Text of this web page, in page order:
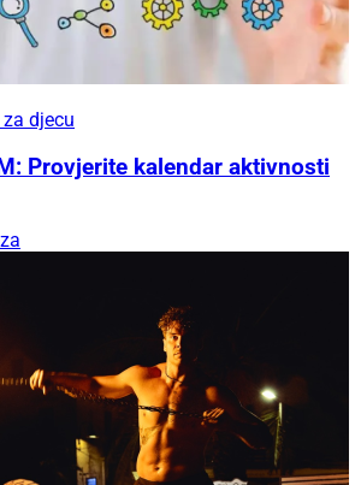
djecu
Provjerite kalendar aktivnosti